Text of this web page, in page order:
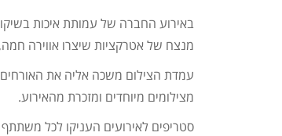
באירוע החברה של עמותת איכות
מנצח של אטרקציות שיצרו אווירה
עמדת הצילום משכה אליה את
מצילומים מיוחדים ומזכרת מהאירוע.
סטריפים לאירועים העניקו לכל